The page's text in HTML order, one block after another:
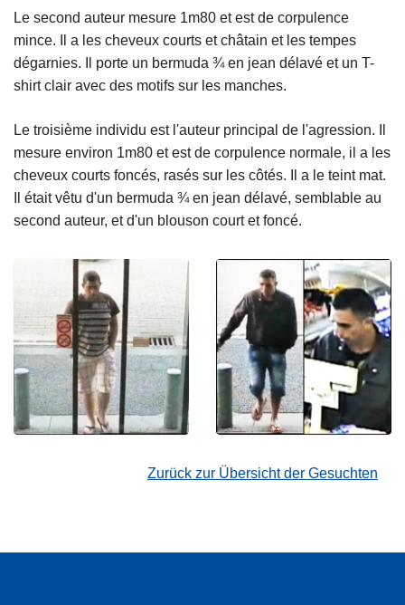
Le second auteur mesure 1m80 et est de corpulence
mince. Il a les cheveux courts et châtain et les tempes
dégarnies. Il porte un bermuda ¾ en jean délavé et un T-
shirt clair avec des motifs sur les manches.
Le troisième individu est l'auteur principal de l'agression. Il
mesure environ 1m80 et est de corpulence normale, il a les
cheveux courts foncés, rasés sur les côtés. Il a le teint mat.
Il était vêtu d'un bermuda ¾ en jean délavé, semblable au
second auteur, et d'un blouson court et foncé.
Zurück zur Übersicht der Gesuchten